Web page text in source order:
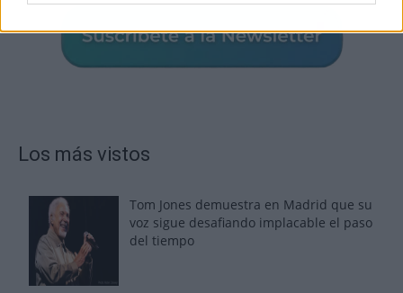
Los más vistos
Tom Jones demuestra en Madrid que su
voz sigue desafiando implacable el paso
del tiempo